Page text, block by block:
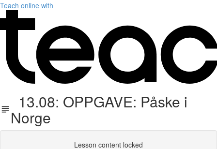
Teach online with
13.08: OPPGAVE: Påske i
Norge
Lesson content locked